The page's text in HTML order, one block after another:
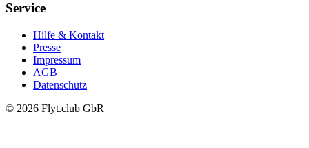
Service
Hilfe & Kontakt
Presse
Impressum
AGB
Datenschutz
© 2026 Flyt.club GbR